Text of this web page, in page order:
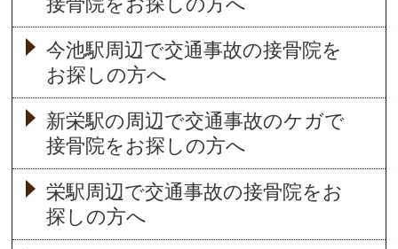
今池駅周辺で交通事故の接骨院を
お探しの方へ
新栄駅の周辺で交通事故のケガで
接骨院をお探しの方へ
栄駅周辺で交通事故の接骨院をお
探しの方へ